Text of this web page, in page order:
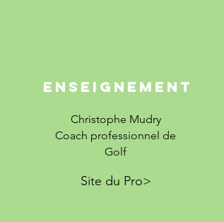
Enseignement
Christophe Mudry
Coach professionnel de
Golf
Site du Pro>